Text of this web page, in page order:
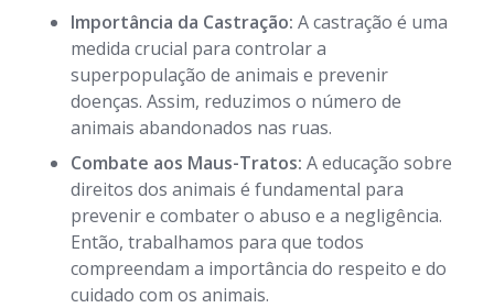
Importância da Castração: A castração é uma
medida crucial para controlar a
superpopulação de animais e prevenir
doenças. Assim, reduzimos o número de
animais abandonados nas ruas.
Combate aos Maus-Tratos: A educação sobre
direitos dos animais é fundamental para
prevenir e combater o abuso e a negligência.
Então, trabalhamos para que todos
compreendam a importância do respeito e do
cuidado com os animais.